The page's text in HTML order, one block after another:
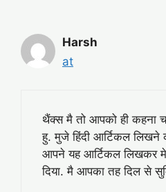
Harsh
at
थैंक्स मै तो आपको ही कहना
हु. मुजे हिंदी आर्टिकल लिखने
आपने यह आर्टिकल लिखकर
दिया. मै आपका तह दिल से